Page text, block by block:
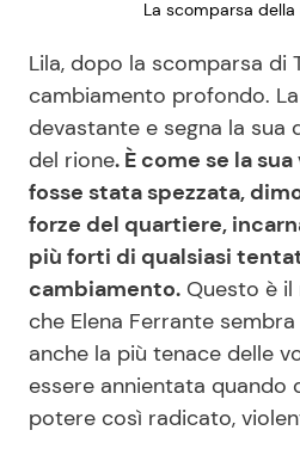
La scomparsa
Lila, dopo la scomparsa di
cambiamento profondo.
devastante e segna la sua
del rione. È come se la
fosse stata spezzata,
forze del quartiere,
più forti di qualsiasi
cambiamento. Questo è
che Elena Ferrante
anche la più tenace delle
essere annientata quando
potere così radicato,